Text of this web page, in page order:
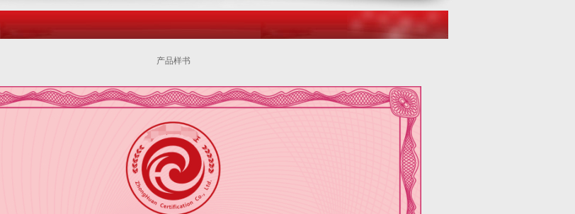
产品样书